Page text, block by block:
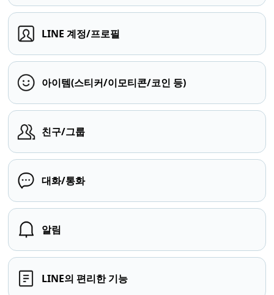
LINE 계정/프로필
아이템(스티커/이모티콘/코인 등)
친구/그룹
대화/통화
알림
LINE의 편리한 기능